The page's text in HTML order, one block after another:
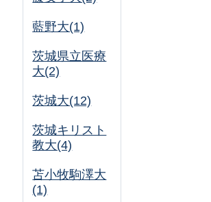
藍野大(1)
茨城県立医療
大(2)
茨城大(12)
茨城キリスト
教大(4)
苫小牧駒澤大
(1)